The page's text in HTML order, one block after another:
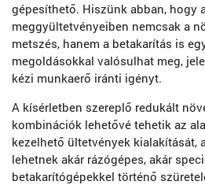
gépesíthető. Hiszünk abban, hogy
meggyültetvényeiben nemcsak a
metszés, hanem a betakarítás is
megoldásokkal valósulhat meg,
kézi munkaerő iránti igényt.
A kísérletben szereplő redukált
kombinációk lehetővé tehetik az
kezelhető ültetvények kialakítását,
lehetnek akár rázógépes, akár
betakarítógépekkel történő